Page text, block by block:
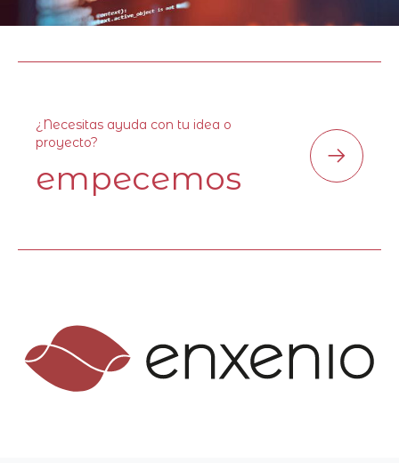
¿Necesitas ayuda con tu idea o
proyecto?
empecemos